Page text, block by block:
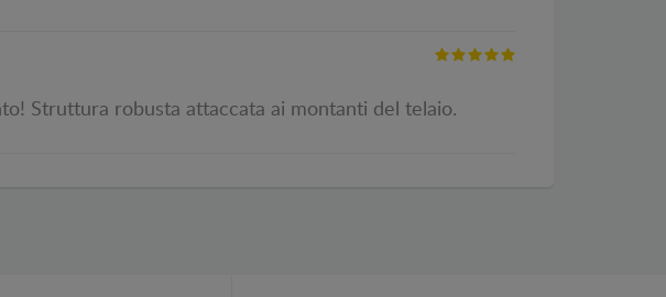
Struttura robusta attaccata ai montanti del telaio.